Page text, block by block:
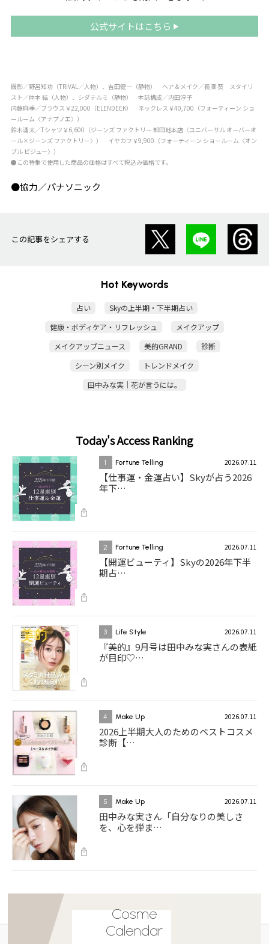
公式サイトはこちら
撮影／野呂知功（TRIVAL／人物）、吉田健一（静物） ヘア＆メイク／長澤 葵 スタイリ
スト／仲本 結（人物）、シダテルミ（静物） 本誌構成／内田淳子
内藤麻季／ブラウス￥22,000（ELENDEEK） ネックレス￥40,700（フォーティーン ショ
ールーム〈アナプノエ〉）
鈴木湧太／Tシャツ￥6,600（ジーンズ ファクトリー 卸団地本店〈ユニバーサル オーバーオ
ール×ジーンズ ファクトリー〉） イヤカフ￥9,900（フォーティーン ショールーム〈オン
ブル ビジュー〉）
●この特集で使用した商品の価格はすべて税込み価格です。
●協力／パナソニック
この記事をシェアする
Hot Keywords
占い
Skyの上半期・下半期占い
健康・ボディケア・リフレッシュ
メイクアップ
メイクアップニュース
美的GRAND
診断
シーン別メイク
トレンドメイク
田中みな実｜花が言うには。
Today's Access Ranking
1 Fortune Telling 2026.07.11
【仕事運・金運占い】Skyが占う2026
年下…
2 Fortune Telling 2026.07.11
【開運ビューティ】Skyの2026年下半
期占…
3 Life Style 2026.07.11
『美的』9月号は田中みな実さんの表紙
が目印♡…
4 Make Up 2026.07.11
2026上半期大人のためのベストコスメ
診断【…
5 Make Up 2026.07.11
田中みな実さん「自分なりの美しさ
を、心を弾ま…
Cosme
Calendar